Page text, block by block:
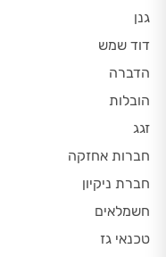
גנן
דוד שמש
הדברה
הובלות
זגג
חברות אחזקה
חברת ניקיון
חשמלאים
טכנאי גז